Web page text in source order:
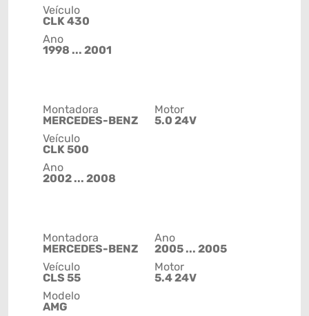
Veículo
CLK 430
Ano
1998 ... 2001
Montadora
MERCEDES-BENZ
Veículo
CLK 500
Ano
2002 ... 2008
Motor
5.0 24V
Montadora
MERCEDES-BENZ
Veículo
CLS 55
Modelo
AMG
Ano
2005 ... 2005
Motor
5.4 24V